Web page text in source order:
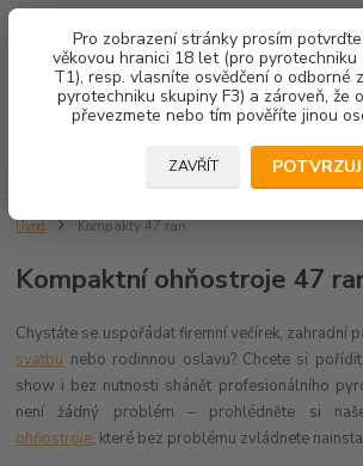
Pro zobrazení stránky prosím
věkovou hranici 18 let (pro pyrotechniku
T1), resp. vlasníte osvědčení o odborné
pyrotechniku skupiny F3) a zároveň, že
převezmete nebo tím pověříte jinou
ZAVŘÍT
JSME TU PRO VÁS 8.00-14.00
Úvod Kompakty 47 ran
Kompaktní ohňostroje 47
Chystáte se uspořádat firemní večírek, zahradní
svatbu nebo rodinnou oslavu? Chcete si
show i bez nutnosti shánět profesionálního
není žádný problém – prohlédněte si
ohňostroje, které bez problému zvládnete